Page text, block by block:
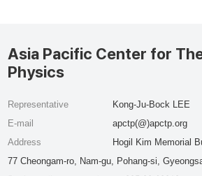
Asia Pacific Center for
Physics
Representative
Kong-Ju-Bock LEE
E-mail
apctp(@)apctp.org
Address
Hogil Kim Memorial
77 Cheongam-ro, Nam-gu, Pohang-si,